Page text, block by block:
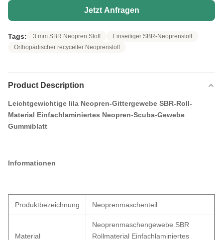
Jetzt Anfragen
Tags: 3 mm SBR Neopren Stoff
Einseitiger SBR-Neoprenstoff
Orthopädischer recycelter Neoprenstoff
Product Description
Leichtgewichtige lila Neopren-Gittergewebe SBR-Roll-
Material Einfachlaminiertes Neopren-Scuba-Gewebe
Gummiblatt
Informationen
Produktbezeichnung Neoprenmaschenteil
Material
Neoprenmaschengewebe SBR
Rollmaterial Einfachlaminiertes